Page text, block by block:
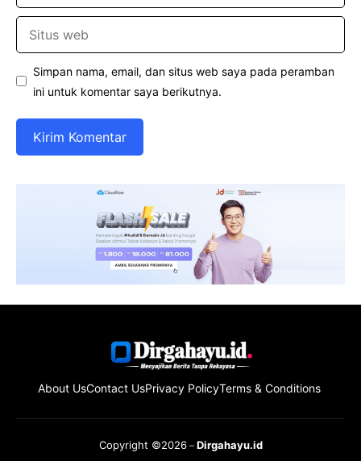
Simpan nama, email, dan situs web saya pada peramban
ini untuk komentar saya berikutnya.
About UsContact UsPrivacy PolicyTerms & Conditions
Copyright ©2026 Dirgahayu.id